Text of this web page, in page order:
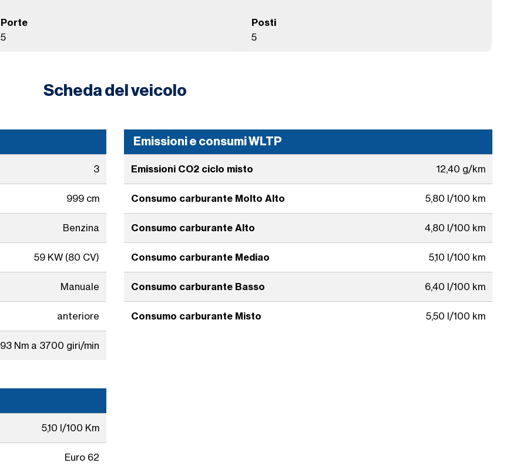
Porte
5
Posti
5
Scheda del veicolo
3
999 cm
Benzina
59 KW (80 CV)
Manuale
anteriore
93 Nm a 3700 giri/min
5,10 l/100 Km
Euro 62
Emissioni e consumi WLTP
Emissioni CO2 ciclo misto 12,40 g/km
Consumo carburante Molto Alto 5,80 l/100 km
Consumo carburante Alto 4,80 l/100 km
Consumo carburante Mediao 5,10 l/100 km
Consumo carburante Basso 6,40 l/100 km
Consumo carburante Misto 5,50 l/100 km